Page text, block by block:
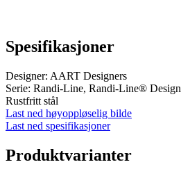
Spesifikasjoner
Designer: AART Designers
Serie: Randi-Line, Randi-Line® Design
Rustfritt stål
Last ned høyoppløselig bilde
Last ned spesifikasjoner
Produktvarianter